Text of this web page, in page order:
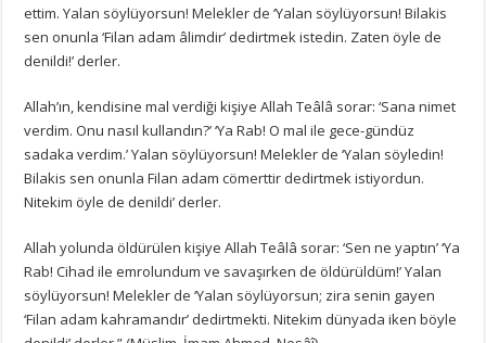
ettim. Yalan söylüyorsun! Melekler de ‘Yalan söylüyorsun! Bilakis
sen onunla ‘Filan adam âlimdir’ dedirtmek istedin. Zaten öyle de
denildi!’ derler.
Allah’ın, kendisine mal verdiği kişiye Allah Teâlâ sorar: ‘Sana nimet
verdim. Onu nasıl kullandın?’ ‘Ya Rab! O mal ile gece-gündüz
sadaka verdim.’ Yalan söylüyorsun! Melekler de ‘Yalan söyledin!
Bilakis sen onunla Filan adam cömerttir dedirtmek istiyordun.
Nitekim öyle de denildi’ derler.
Allah yolunda öldürülen kişiye Allah Teâlâ sorar: ‘Sen ne yaptın’ ‘Ya
Rab! Cihad ile emrolundum ve savaşırken de öldürüldüm!’ Yalan
söylüyorsun! Melekler de ‘Yalan söylüyorsun; zira senin gayen
‘Filan adam kahramandır’ dedirtmekti. Nitekim dünyada iken böyle